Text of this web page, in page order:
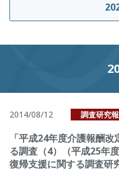
2014/08/12 調査研究
「平成24年度介護報酬
る調査（4）（平成25年
復帰支援に関する調査研